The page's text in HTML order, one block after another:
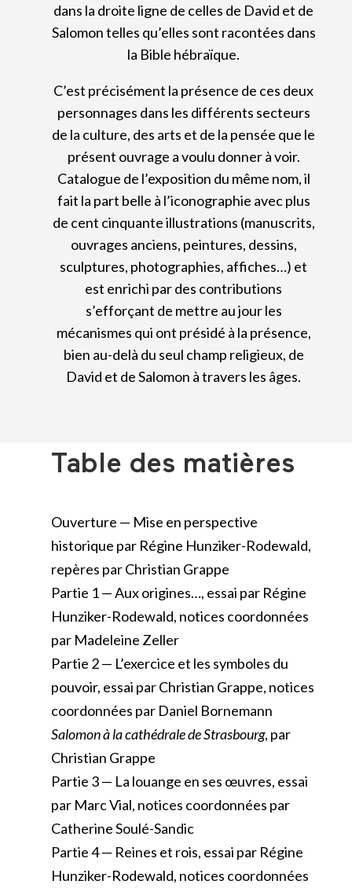
dans la droite ligne de celles de David et de
Salomon telles qu’elles sont racontées dans
la Bible hébraïque.
C’est précisément la présence de ces deux
personnages dans les différents secteurs
de la culture, des arts et de la pensée que le
présent ouvrage a voulu donner à voir.
Catalogue de l’exposition du même nom, il
fait la part belle à l’iconographie avec plus
de cent cinquante illustrations (manuscrits,
ouvrages anciens, peintures, dessins,
sculptures, photographies, affiches…) et
est enrichi par des contributions
s’efforçant de mettre au jour les
mécanismes qui ont présidé à la présence,
bien au-delà du seul champ religieux, de
David et de Salomon à travers les âges.
Table des matières
Ouverture — Mise en perspective
historique par Régine Hunziker-Rodewald,
repères par Christian Grappe
Partie 1 — Aux origines…, essai par Régine
Hunziker-Rodewald, notices coordonnées
par Madeleine Zeller
Partie 2 — L’exercice et les symboles du
pouvoir, essai par Christian Grappe, notices
coordonnées par Daniel Bornemann
Salomon à la cathédrale de Strasbourg, par
Christian Grappe
Partie 3 — La louange en ses œuvres, essai
par Marc Vial, notices coordonnées par
Catherine Soulé-Sandic
Partie 4 — Reines et rois, essai par Régine
Hunziker-Rodewald, notices coordonnées